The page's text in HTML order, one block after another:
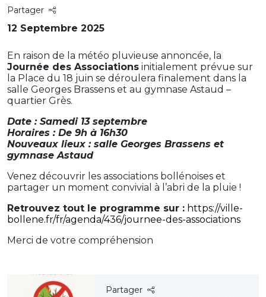
Partager
12 Septembre 2025
En raison de la météo pluvieuse annoncée, la
Journée des Associations initialement prévue sur
la Place du 18 juin se déroulera finalement dans la
salle Georges Brassens et au gymnase Astaud –
quartier Grès.
Date : Samedi 13 septembre
Horaires : De 9h à 16h30
Nouveaux lieux : salle Georges Brassens et
gymnase Astaud
Venez découvrir les associations bollénoises et
partager un moment convivial à l’abri de la pluie !
Retrouvez tout le programme sur : https://ville-
bollene.fr/fr/agenda/436/journee-des-associations
Merci de votre compréhension
Partager